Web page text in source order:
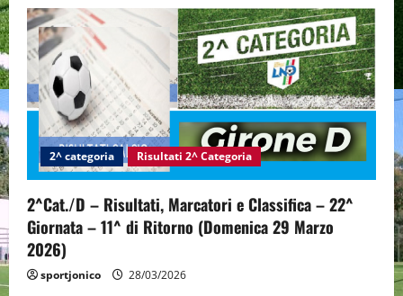
2^ categoria Risultati 2^ Categoria
2^Cat./D – Risultati, Marcatori e Classifica – 22^
Giornata – 11^ di Ritorno (Domenica 29 Marzo
2026)
sportjonico 28/03/2026